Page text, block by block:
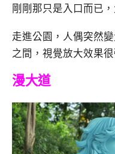
剛剛那只是入口而已
走進公園，人偶突然
之間，視覺放大效果很
漫大道